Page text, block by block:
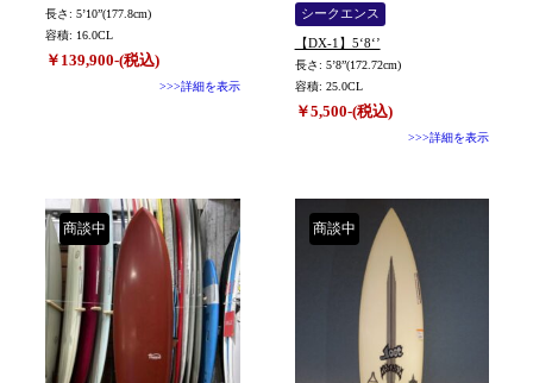
中
長さ: 5’10”(177.8cm)
容積: 16.0CL
￥139,900-(税込)
>>>詳細を表示
シークエンス
【DX-1】5‘8‘’
長さ: 5’8”(172.72cm)
容積: 25.0CL
￥5,500-(税込)
>>>詳細を表示
商談中 商談中